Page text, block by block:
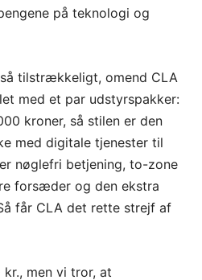
på teknologi og
tilstrækkeligt, omend CLA
med et par udstyrspakker:
kroner, så stilen er den
med digitale tjenester til
nøglefri betjening, to-zone
forsæder og den ekstra
får CLA det rette strejf af
men vi tror, at